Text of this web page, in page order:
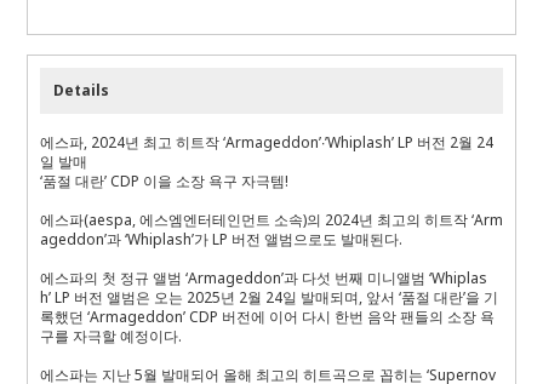
Details
에스파, 2024년 최고 히트작‘Armageddon’∙’Whiplash’ LP 버전 2월 24
일 발매
‘품절 대란’CDP 이을 소장 욕구 자극템!
에스파(aespa,에스엠엔터테인먼트 소속)의 2024년 최고의 히트작 ‘Arm
ageddon’과 ‘Whiplash’가LP 버전 앨범으로도 발매된다.
에스파의 첫 정규 앨범 ‘Armageddon’과 다섯 번째 미니앨범 ‘Whiplas
h’LP 버전 앨범은 오는 2025년 2월 24일 발매되며, 앞서 ‘품절 대란’을 기
록했던 ‘Armageddon’CDP 버전에 이어 다시 한번 음악 팬들의 소장 욕
구를 자극할 예정이다.
에스파는 지난5월 발매되어 올해 최고의 히트곡으로 꼽히는 ‘Supernov